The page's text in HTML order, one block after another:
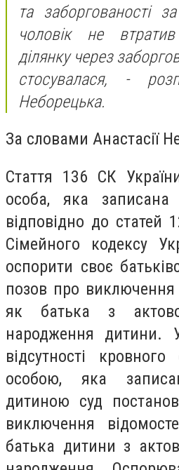
та заборгованості
чоловік не
ділянку через
стосувалася, -
Неборецька.
За словами Анастасії
Стаття 136 СК
особа, яка
відповідно до статей
Сімейного кодексу
оспорити своє
позов про
як батька з
народження дитини.
відсутності
особою, яка
дитиною суд
виключення
батька дитини з